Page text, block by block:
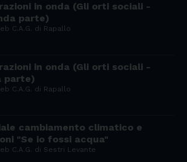
in onda (Gli orti sociali -
parte)
C.A.G. di Rapallo
in onda (Gli orti sociali -
parte)
C.A.G. di Rapallo
cambiamento climatico e
"Se io fossi acqua"
C.A.G. di Sestri Levante